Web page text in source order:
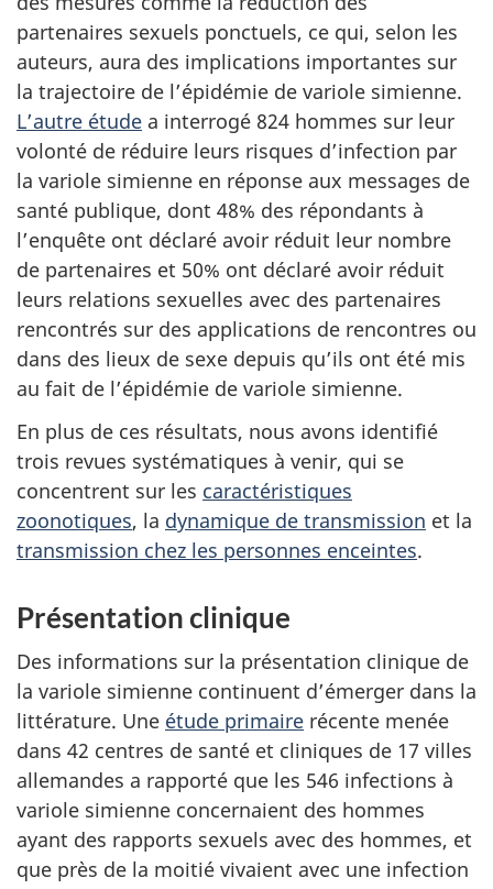
partenaires sexuels ponctuels, ce qui, selon les
auteurs, aura des implications importantes sur
la trajectoire de l’épidémie de variole simienne.
L’autre étude a interrogé 824 hommes sur leur
volonté de réduire leurs risques d’infection par
la variole simienne en réponse aux messages de
santé publique, dont 48% des répondants à
l’enquête ont déclaré avoir réduit leur nombre
de partenaires et 50% ont déclaré avoir réduit
leurs relations sexuelles avec des partenaires
rencontrés sur des applications de rencontres ou
dans des lieux de sexe depuis qu’ils ont été mis
au fait de l’épidémie de variole simienne.
En plus de ces résultats, nous avons identifié
trois revues systématiques à venir, qui se
concentrent sur les caractéristiques
zoonotiques, la dynamique de transmission et la
transmission chez les personnes enceintes.
Présentation clinique
Des informations sur la présentation clinique de
la variole simienne continuent d’émerger dans la
littérature. Une étude primaire récente menée
dans 42 centres de santé et cliniques de 17 villes
allemandes a rapporté que les 546 infections à
variole simienne concernaient des hommes
ayant des rapports sexuels avec des hommes, et
que près de la moitié vivaient avec une infection